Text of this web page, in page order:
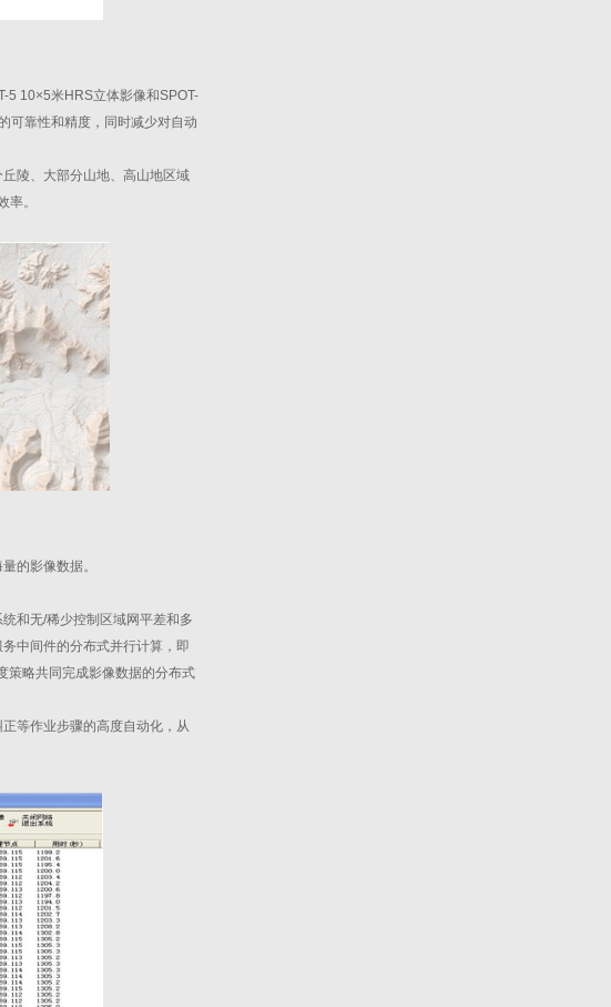
5 10×5米HRS立体影像和SPOT-
可靠性和精度，同时减少对自动
陵、大部分山地、高山地区域
。
的影像数据。
和无/稀少控制区域网平差和多
中间件的分布式并行计算，即
策略共同完成影像数据的分布式
等作业步骤的高度自动化，从